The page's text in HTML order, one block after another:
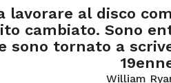
lavorare al disco
cambiato. Sono
sono tornato a
William